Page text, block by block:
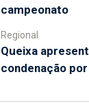
campeonato
Regional
Queixa
condenação